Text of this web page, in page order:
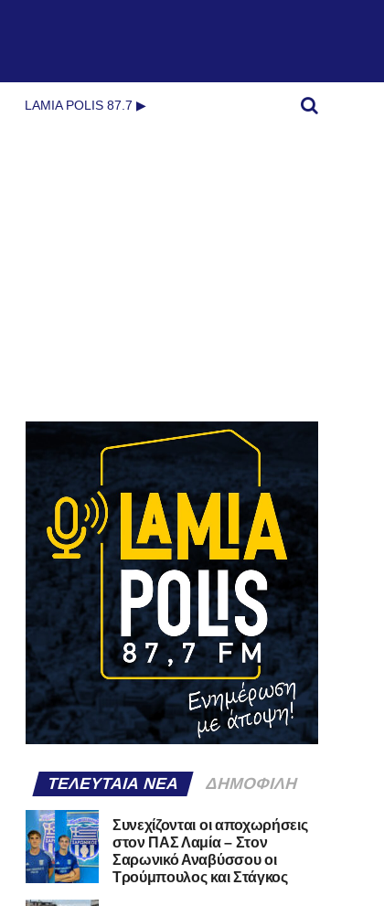
LAMIA POLIS 87.7 ▶︎
ΤΕΛΕΥΤΑΊΑ ΝΈΑ ΔΗΜΟΦΙΛΉ
Συνεχίζονται οι αποχωρήσεις
στον ΠΑΣ Λαμία – Στον
Σαρωνικό Αναβύσσου οι
Τρούμπουλος και Στάγκος